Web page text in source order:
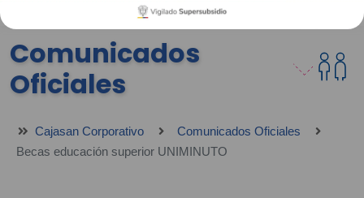
Comunicados
Oficiales
Cajasan Corporativo
Comunicados Oficiales
Becas educación superior UNIMINUTO